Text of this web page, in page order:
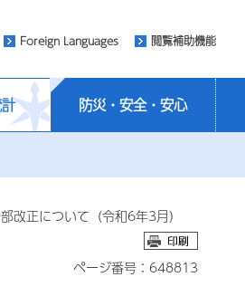
Foreign Languages 閲覧補助機能
防災・安全・安心
改正について（令和6年3月）
ページ番号：648813